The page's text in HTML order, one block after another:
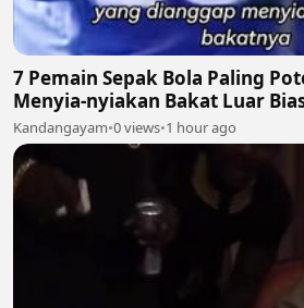
7 Pemain Sepak Bola Paling
Menyia-nyiakan Bakat Luar
Kandangayam•0 views•1 hour ago